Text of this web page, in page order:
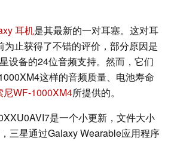
耳机是其最新的一对耳塞。这对耳
为止获得了不错的评价，部分原因是
设备的24位音频支持。然而，它们
这样的音频质量、电池寿命
尼WF-1000XM4所提供的。
是一个小更新，文件大小
三星通过Galaxy Wearable应用程序